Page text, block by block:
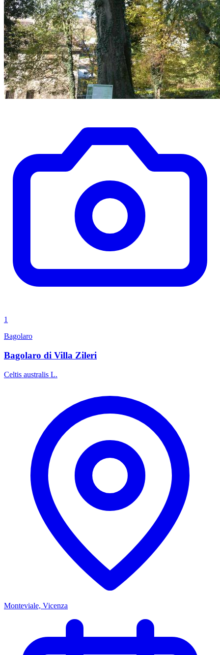
1
Bagolaro
Bagolaro di Villa Zileri
Celtis australis L.
Monteviale, Vicenza